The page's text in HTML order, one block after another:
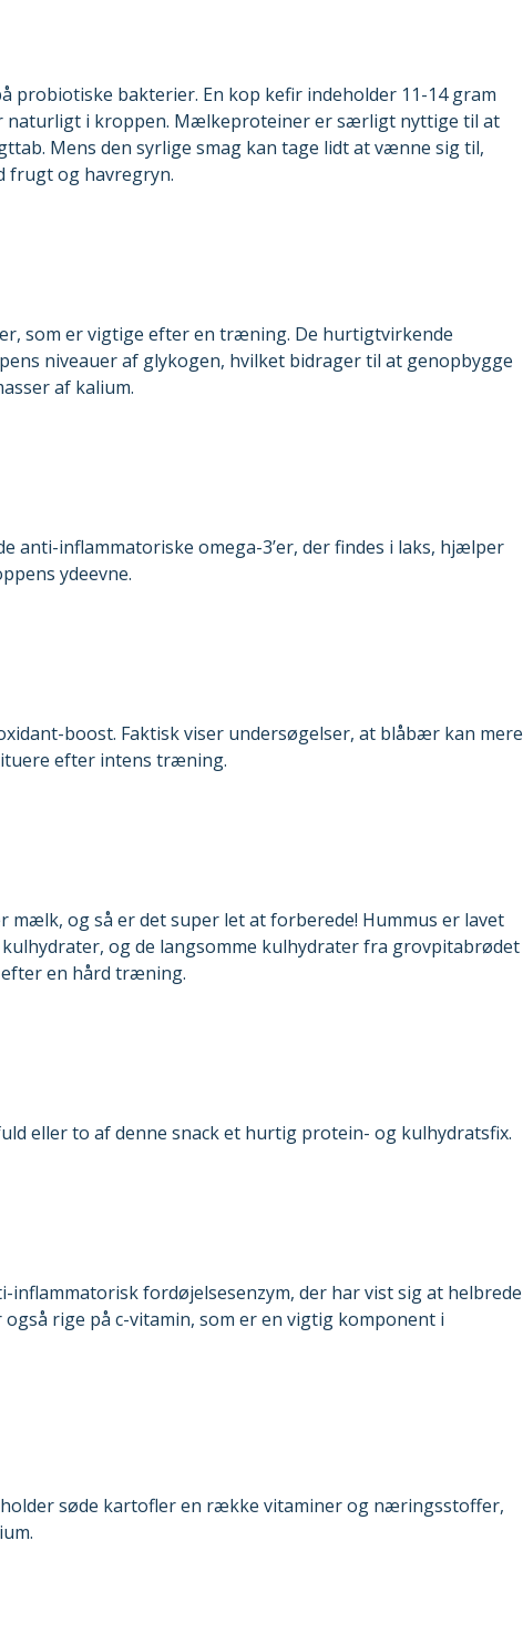
probiotiske bakterier. En kop kefir indeholder 11-14 gram
naturligt i kroppen. Mælkeproteiner er særligt nyttige til at
Mens den syrlige smag kan tage lidt at vænne sig til,
frugt og havregryn.
som er vigtige efter en træning. De hurtigtvirkende
niveauer af glykogen, hvilket bidrager til at genopbygge
af kalium.
anti-inflammatoriske omega-3’er, der findes i laks, hjælper
ydeevne.
boost. Faktisk viser undersøgelser, at blåbær kan mere
efter intens træning.
og så er det super let at forberede! Hummus er lavet
og de langsomme kulhydrater fra grovpitabrødet
en hård træning.
eller to af denne snack et hurtig protein- og kulhydratsfix.
inflammatoriskfordøjelsesenzym, der har vist sig at helbrede
rige på c-vitamin, som er en vigtig komponent i
søde kartofler en række vitaminer og næringsstoffer,